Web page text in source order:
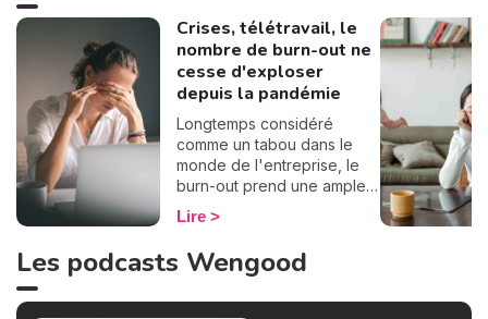
Crises, télétravail, le
nombre de burn-out ne
cesse d'exploser
depuis la pandémie
Longtemps considéré
comme un tabou dans le
monde de l'entreprise, le
burn-out prend une ampleur
considérable, avec des
conséquences de plus en
santé mentale des
Lire
Les podcasts Wengood